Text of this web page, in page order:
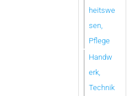
heitswe
sen,
Pflege
Handw
erk,
Technik